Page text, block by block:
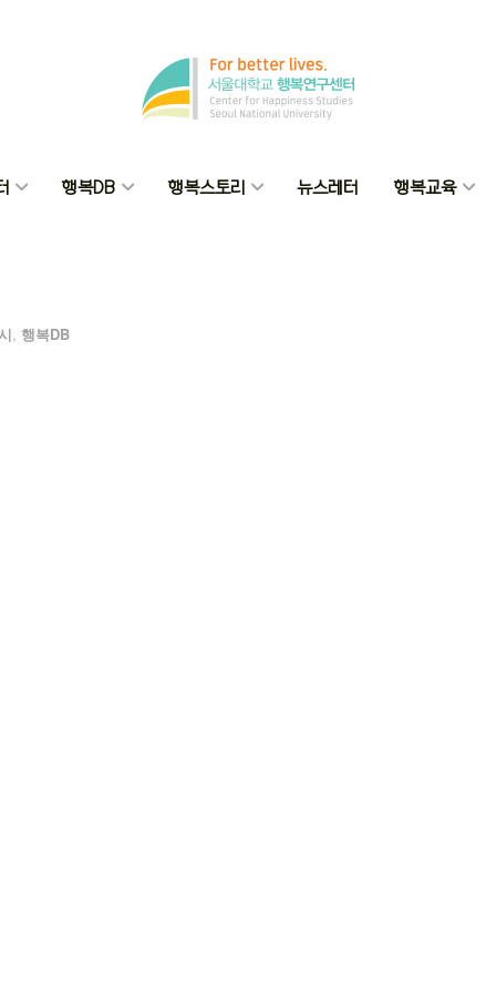
행복DB 행복스토리 뉴스레터 행복교육
, 행복DB